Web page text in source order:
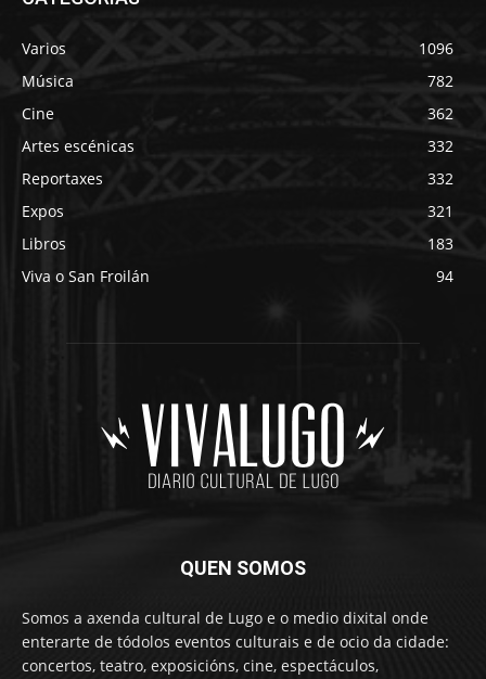
Varios
1096
Música
782
Cine
362
Artes escénicas
332
Reportaxes
332
Expos
321
Libros
183
Viva o San Froilán
94
QUEN SOMOS
Somos a axenda cultural de Lugo e o medio dixital onde
enterarte de tódolos eventos culturais e de ocio da cidade:
concertos, teatro, exposicións, cine, espectáculos,